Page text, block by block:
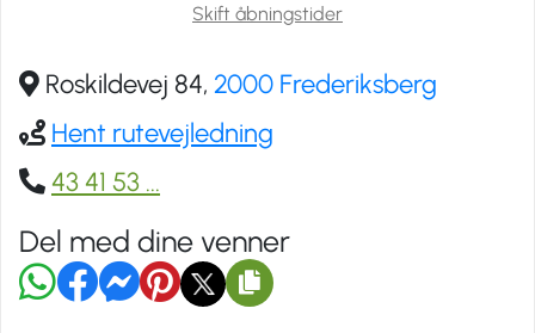
Skift åbningstider
Roskildevej 84, 2000 Frederiksberg
Hent rutevejledning
43 41 53 ...
Del med dine venner